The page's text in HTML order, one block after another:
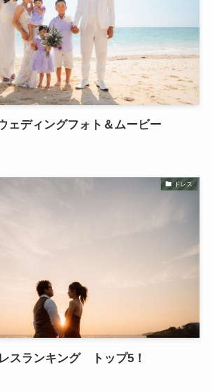
ェディングフォト＆ムービー
ドレス
スランキング トップ5！